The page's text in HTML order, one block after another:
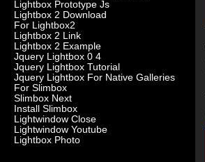
Lightbox Prototype Js
Lightbox 2 Download
For Lightbox2
Lightbox 2 Link
Lightbox 2 Example
Jquery Lightbox 0 4
Jquery Lightbox Tutorial
Jquery Lightbox For Native Galleries
For Slimbox
Slimbox Next
Install Slimbox
Lightwindow Close
Lightwindow Youtube
Lightbox Photo